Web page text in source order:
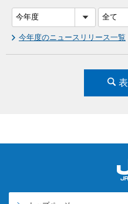
今年度のニュースリリース一覧